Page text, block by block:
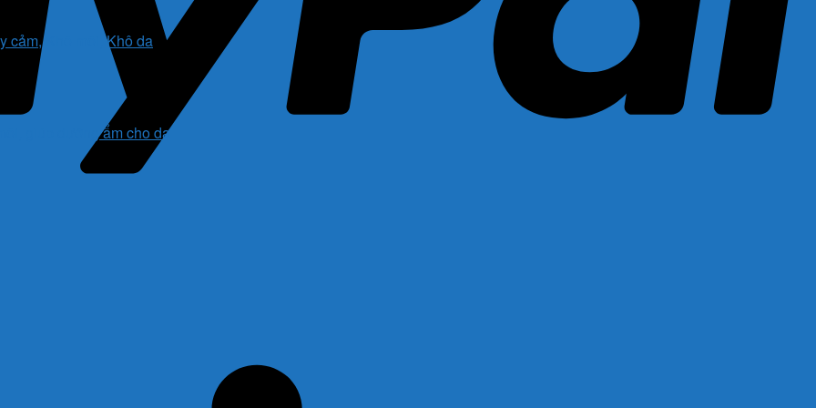
giúp dưỡng ẩm cho da